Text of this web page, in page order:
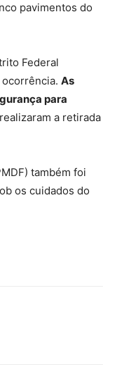
pavimentos do
Federal
As
para
a retirada
também foi
os cuidados do